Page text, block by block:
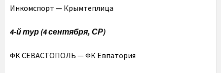
Инкомспорт — Крымтеплица
4-й тур (4 сентября, СР)
ФК СЕВАСТОПОЛЬ — ФК Евпатория